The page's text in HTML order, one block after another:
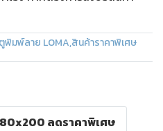
พิมพ์ลาย LOMA,สินค้าราคาพิเศษ
ลดราคาพิเศษ